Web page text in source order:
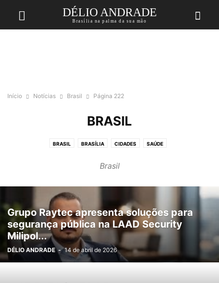
DÉLIO ANDRADE
Brasília na palma da sua mão
Início Notícias Brasil Página 222
BRASIL
BRASIL BRASÍLIA CIDADES SAÚDE
Brasil
Grupo Raytec apresenta soluções para
segurança pública na LAAD Security
Milipol...
DÉLIO ANDRADE - 14 de abril de 2026